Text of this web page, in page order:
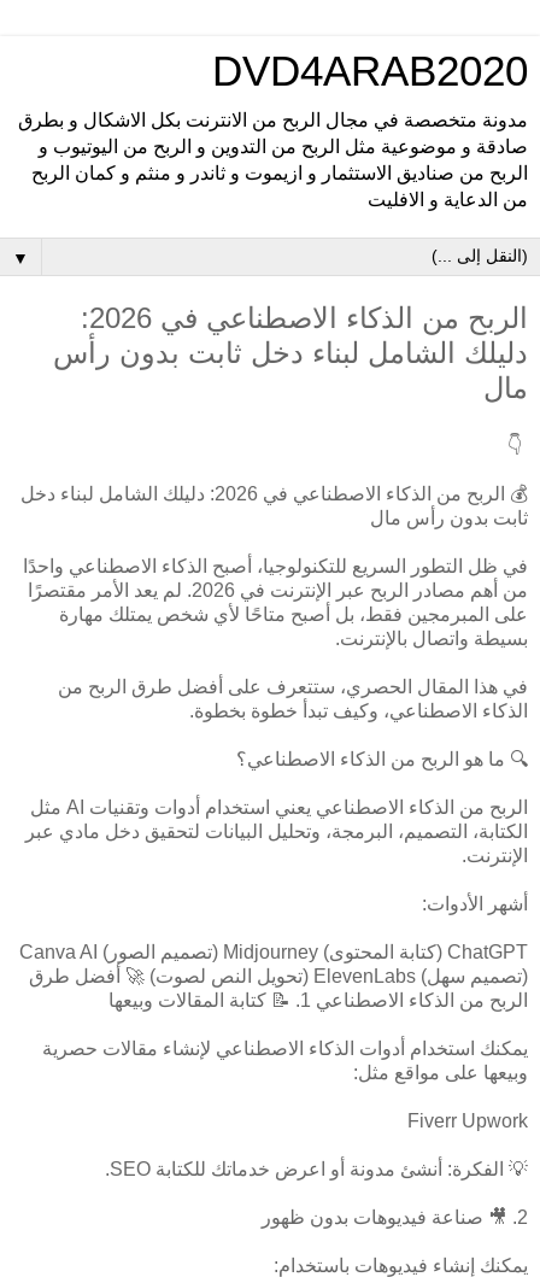
DVD4ARAB2020
مدونة متخصصة في مجال الربح من الانترنت بكل الاشكال و بطرق
صادقة و موضوعية مثل الربح من التدوين و الربح من اليوتيوب و
الربح من صناديق الاستثمار و ازيموت و ثاندر و منثم و كمان الربح
من الدعاية و الافليت
▼
الربح من الذكاء الاصطناعي في 2026:
دليلك الشامل لبناء دخل ثابت بدون رأس
مال
👇
💰 الربح من الذكاء الاصطناعي في 2026: دليلك الشامل لبناء دخل
ثابت بدون رأس مال
في ظل التطور السريع للتكنولوجيا، أصبح الذكاء الاصطناعي واحدًا
من أهم مصادر الربح عبر الإنترنت في 2026. لم يعد الأمر مقتصرًا
على المبرمجين فقط، بل أصبح متاحًا لأي شخص يمتلك مهارة
بسيطة واتصال بالإنترنت.
في هذا المقال الحصري، ستتعرف على أفضل طرق الربح من
الذكاء الاصطناعي، وكيف تبدأ خطوة بخطوة.
🔍 ما هو الربح من الذكاء الاصطناعي؟
الربح من الذكاء الاصطناعي يعني استخدام أدوات وتقنيات AI مثل
الكتابة، التصميم، البرمجة، وتحليل البيانات لتحقيق دخل مادي عبر
الإنترنت.
أشهر الأدوات:
ChatGPT (كتابة المحتوى) Midjourney (تصميم الصور) Canva AI
(تصميم سهل) ElevenLabs (تحويل النص لصوت) 🚀 أفضل طرق
الربح من الذكاء الاصطناعي 1. 📝 كتابة المقالات وبيعها
يمكنك استخدام أدوات الذكاء الاصطناعي لإنشاء مقالات حصرية
وبيعها على مواقع مثل:
Fiverr Upwork
💡 الفكرة: أنشئ مدونة أو اعرض خدماتك للكتابة SEO.
2. 🎥 صناعة فيديوهات بدون ظهور
يمكنك إنشاء فيديوهات باستخدام: